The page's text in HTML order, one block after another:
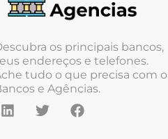
os principais bancos,
endereços e telefones.
tudo o que precisa com o
e Agências.